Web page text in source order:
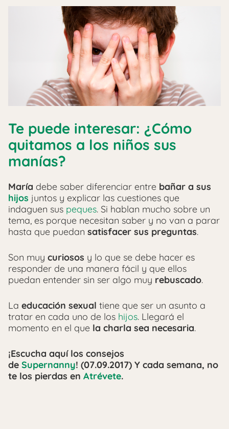
Te puede interesar: ¿Cómo
quitamos a los niños sus
manías?
María debe saber diferenciar entre bañar a sus
hijos juntos y explicar las cuestiones que
indaguen sus peques. Si hablan mucho sobre un
tema, es porque necesitan saber y no van a parar
hasta que puedan satisfacer sus preguntas.
Son muy curiosos y lo que se debe hacer es
responder de una manera fácil y que ellos
puedan entender sin ser algo muy rebuscado.
La educación sexual tiene que ser un asunto a
tratar en cada uno de los hijos. Llegará el
momento en el que la charla sea necesaria.
¡Escucha aquí los consejos
de Supernanny! (07.09.2017) Y cada semana, no
te los pierdas en Atrévete.